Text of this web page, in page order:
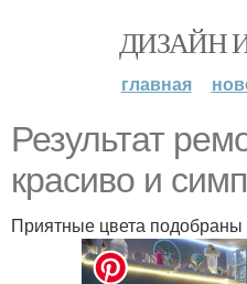
ДИЗАЙН
главная
Результат
красиво и
Приятные цвета подобраны